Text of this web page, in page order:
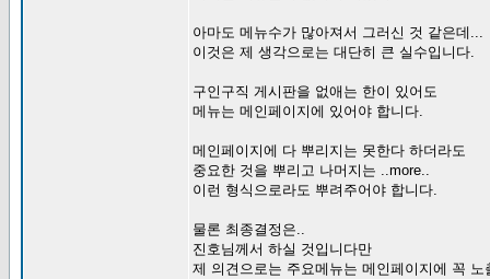
아마도 메뉴수가 많아져서 그러신 것 같은데...
이것은 제 생각으로는 대단히 큰 실수입니다.
구인구직 게시판을 없애는 한이 있어도
메뉴는 메인페이지에 있어야 합니다.
메인페이지에 다 뿌리지는 못한다 하더라도
중요한 것을 뿌리고 나머지는 ..more..
이런 형식으로라도 뿌려주어야 합니다.
물론 최종결정은..
진호님께서 하실 것입니다만
제 의견으로는 주요메뉴는 메인페이지에 꼭 노